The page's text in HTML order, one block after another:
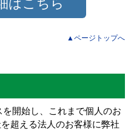
はこちら
▲ページトップへ
開始し、これまで個人のお
超える法人のお客様に弊社